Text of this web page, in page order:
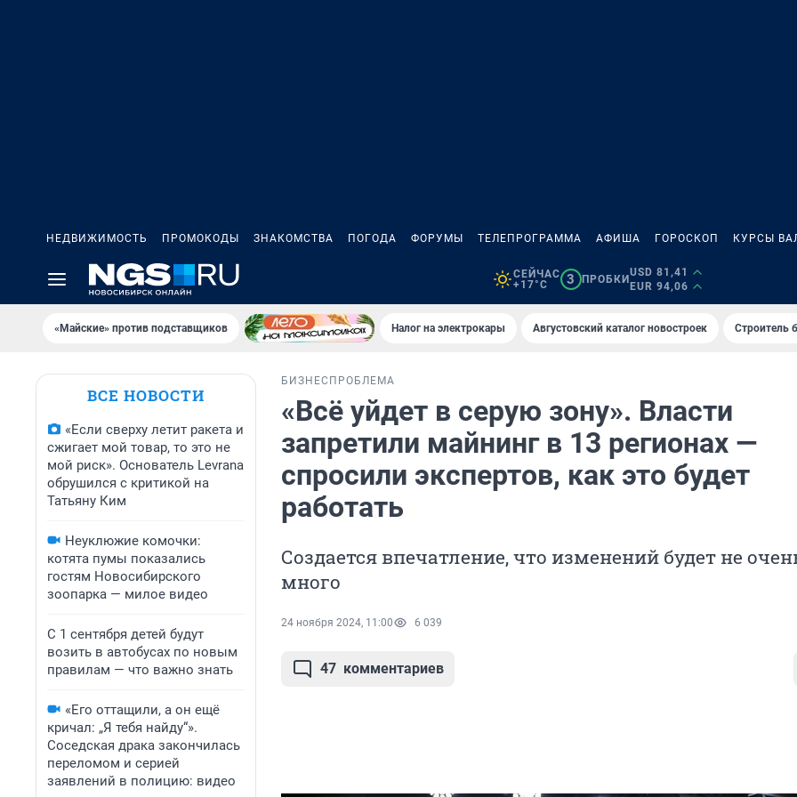
НЕДВИЖИМОСТЬ ПРОМОКОДЫ ЗНАКОМСТВА ПОГОДА ФОРУМЫ ТЕЛЕПРОГРАММА АФИША ГОРОСКОП КУРСЫ
СЕЙЧАС
+17°C
3 ПРОБКИ
USD 81,41
EUR 94,06
«Майские» против подставщиков Налог на электрокары Августовский каталог новостроек Строитель
ВСЕ НОВОСТИ
«Если сверху летит ракета и
сжигает мой товар, то это не
мой риск». Основатель Levrana
обрушился с критикой на
Татьяну Ким
Неуклюжие комочки:
котята пумы показались
гостям Новосибирского
зоопарка — милое видео
С 1 сентября детей будут
возить в автобусах по новым
правилам — что важно знать
«Его оттащили, а он ещё
кричал: „Я тебя найду“».
Соседская драка закончилась
переломом и серией
заявлений в полицию: видео
БИЗНЕС ПРОБЛЕМА
«Всё уйдет в серую зону». Власти
запретили майнинг в 13 регионах —
спросили экспертов, как это будет
работать
Создается впечатление, что изменений будет не
много
24 ноября 2024, 11:00 6 039
47 комментариев